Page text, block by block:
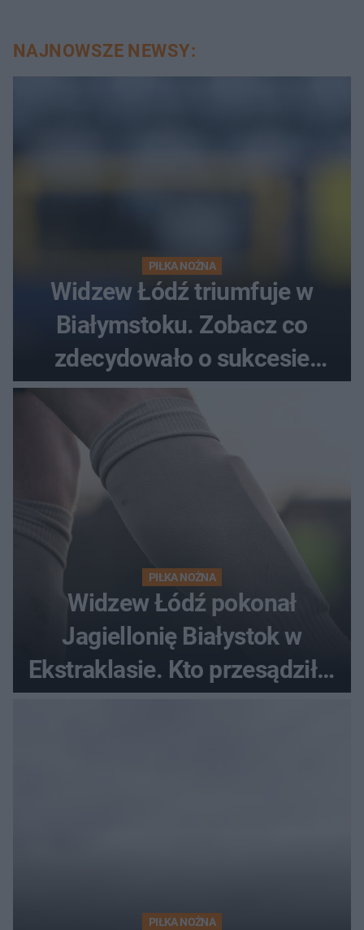
NAJNOWSZE NEWSY:
PIŁKA NOŻNA
Widzew Łódź triumfuje w
Białymstoku. Zobacz co
zdecydowało o sukcesie
gości
PIŁKA NOŻNA
Widzew Łódź pokonał
Jagiellonię Białystok w
Ekstraklasie. Kto przesądził o
PIŁKA NOŻNA